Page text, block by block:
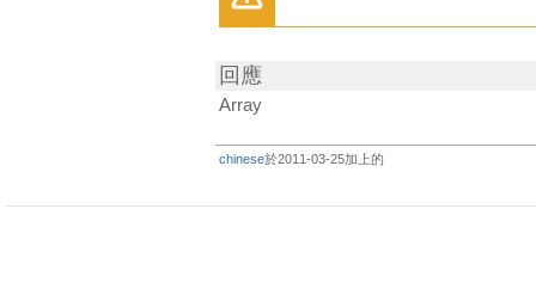
回應
Array
chinese於2011-03-25加上的